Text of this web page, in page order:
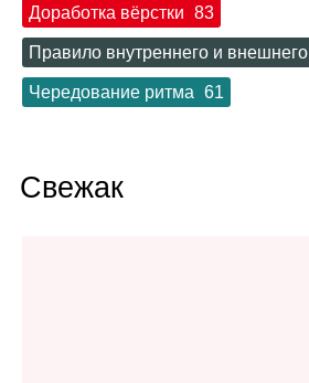
Доработка вёрстки 83
Правило внутреннего и внешнего
Чередование ритма 61
Свежак